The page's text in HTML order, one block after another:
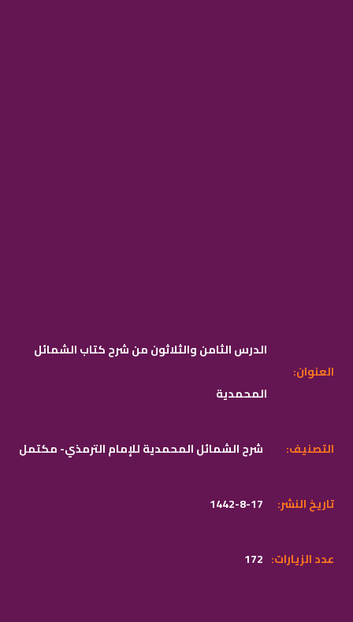
الدرس الثامن والثلاثون من شرح كتاب الشمائل
المحمدية
:العنوان
شرح الشمائل المحمدية للإمام الترمذي- مكتمل :التصنيف
1442-8-17 :تاريخ النشر
172 :عدد الزيارات